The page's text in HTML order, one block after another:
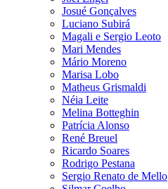
Josué Gonçalves
Luciano Subirá
Magali e Sergio Leoto
Mari Mendes
Mário Moreno
Marisa Lobo
Matheus Grismaldi
Néia Leite
Melina Botteghin
Patrícia Alonso
René Breuel
Ricardo Soares
Rodrigo Pestana
Sergio Renato de Mello